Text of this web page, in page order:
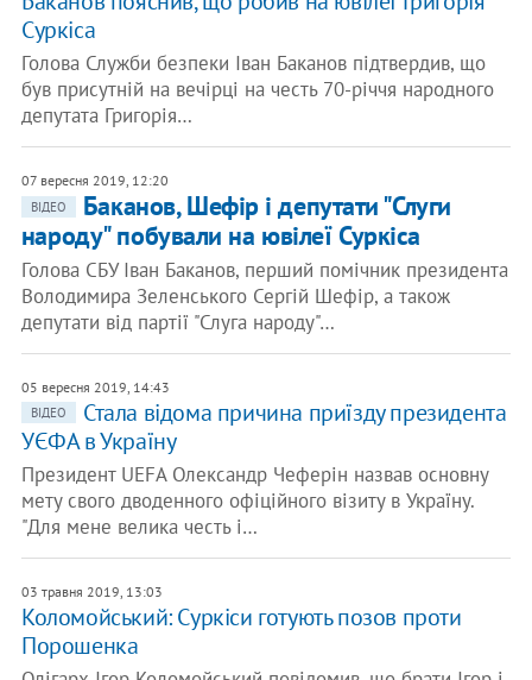
Суркіса
Голова Служби безпеки Іван Баканов підтвердив, що
був присутній на вечірці на честь 70-річчя народного
депутата Григорія…
07 вересня 2019, 12:20
ВІДЕО
Баканов, Шефір і депутати "Слуги
народу" побували на ювілеї Суркіса
Голова СБУ Іван Баканов, перший помічник президента
Володимира Зеленського Сергій Шефір, а також
депутати від партії "Слуга народу"…
05 вересня 2019, 14:43
ВІДЕО
Стала відома причина приїзду президента
УЄФА в Україну
Президент UEFA Олександр Чеферін назвав основну
мету свого дводенного офіційного візиту в Україну.
"Для мене велика честь і…
03 травня 2019, 13:03
Коломойський: Суркіси готують позов проти
Порошенка